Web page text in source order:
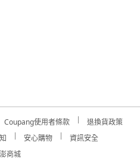
Coupang使用者條款
退換貨政策
安心購物
資訊安全
商城